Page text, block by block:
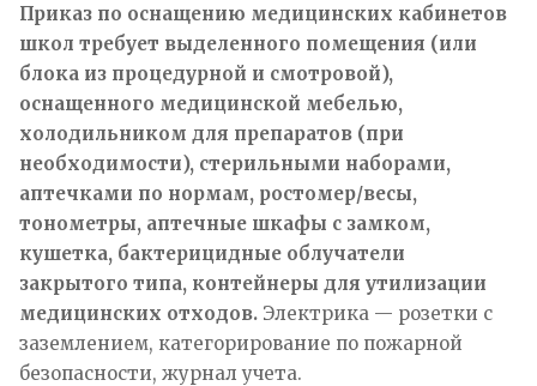
Приказ по оснащению медицинских кабинетов
школ требует выделенного помещения (или
блока из процедурной и смотровой),
оснащенного медицинской мебелью,
холодильником для препаратов (при
необходимости), стерильными наборами,
аптечками по нормам, ростомер/весы,
тонометры, аптечные шкафы с замком,
кушетка, бактерицидные облучатели
закрытого типа, контейнеры для утилизации
медицинских отходов. Электрика — розетки с
заземлением, категорирование по пожарной
безопасности, журнал учета.